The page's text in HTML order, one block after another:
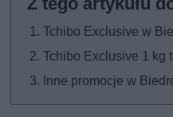
Tchibo Exclusive w
Tchibo Exclusive 1 kg
Inne promocje w